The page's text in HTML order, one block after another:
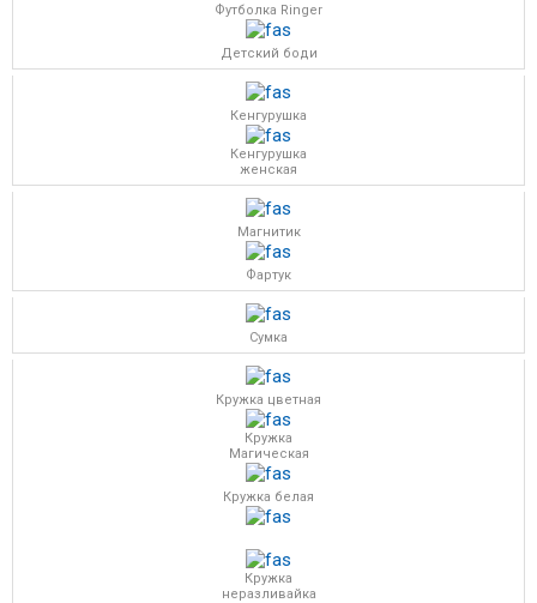
Футболка Ringer
Детский боди
Кенгурушка
Кенгурушка
женская
Магнитик
Фартук
Сумка
Кружка цветная
Кружка
Магическая
Кружка белая
Кружка
неразливайка